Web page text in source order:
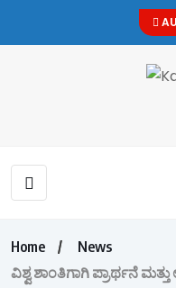
Home
News
ವಿಶ್ವ ಶಾಂತಿಗಾಗಿ ಪ್ರಾರ್ಥನೆ